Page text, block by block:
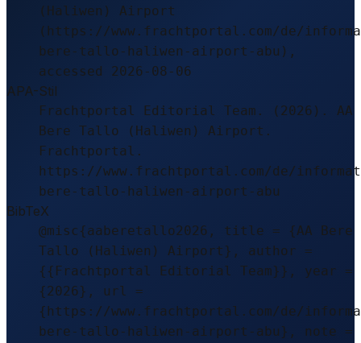
(Haliwen) Airport
(https://www.frachtportal.com/de/
bere-tallo-haliwen-airport-abu),
accessed 2026-08-06
APA-Stil
Frachtportal Editorial Team. (2026). AA
Bere Tallo (Haliwen) Airport.
Frachtportal.
https://www.frachtportal.com/de/
bere-tallo-haliwen-airport-abu
BibTeX
@misc{aaberetallo2026, title = {AA Bere
Tallo (Haliwen) Airport}, author =
{{Frachtportal Editorial Team}}, year =
{2026}, url =
{https://www.frachtportal.com/de/
bere-tallo-haliwen-airport-abu}, note =